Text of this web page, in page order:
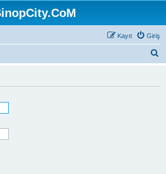
Giriş
Kayıt